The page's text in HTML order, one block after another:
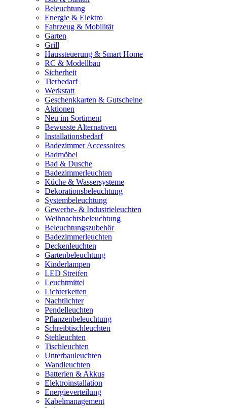
Beleuchtung
Energie & Elektro
Fahrzeug & Mobilität
Garten
Grill
Haussteuerung & Smart Home
RC & Modellbau
Sicherheit
Tierbedarf
Werkstatt
Geschenkkarten & Gutscheine
Aktionen
Neu im Sortiment
Bewusste Alternativen
Installationsbedarf
Badezimmer Accessoires
Badmöbel
Bad & Dusche
Badezimmerleuchten
Küche & Wassersysteme
Dekorationsbeleuchtung
Systembeleuchtung
Gewerbe- & Industrieleuchten
Weihnachtsbeleuchtung
Beleuchtungszubehör
Badezimmerleuchten
Deckenleuchten
Gartenbeleuchtung
Kinderlampen
LED Streifen
Leuchtmittel
Lichterketten
Nachtlichter
Pendelleuchten
Pflanzenbeleuchtung
Schreibtischleuchten
Stehleuchten
Tischleuchten
Unterbauleuchten
Wandleuchten
Batterien & Akkus
Elektroinstallation
Energieverteilung
Kabelmanagement